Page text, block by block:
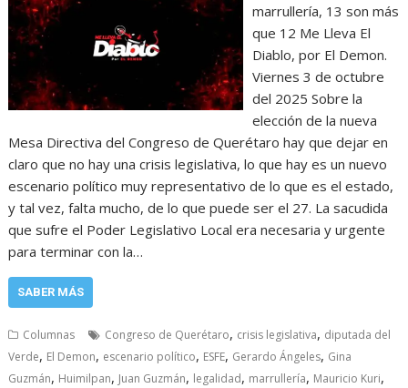
marrullería, 13 son más
que 12 Me Lleva El
Diablo, por El Demon.
Viernes 3 de octubre
del 2025 Sobre la
elección de la nueva
Mesa Directiva del Congreso de Querétaro hay que dejar en
claro que no hay una crisis legislativa, lo que hay es un nuevo
escenario político muy representativo de lo que es el estado,
y tal vez, falta mucho, de lo que puede ser el 27. La sacudida
que sufre el Poder Legislativo Local era necesaria y urgente
para terminar con la…
SABER MÁS
Columnas Congreso de Querétaro, crisis legislativa, diputada del
Verde, El Demon, escenario político, ESFE, Gerardo Ángeles, Gina
Guzmán, Huimilpan, Juan Guzmán, legalidad, marrullería, Mauricio Kuri,